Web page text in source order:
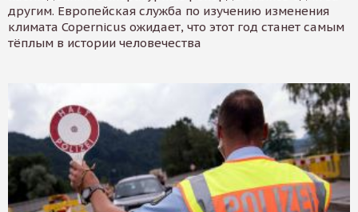
другим. Европейская служба по изучению изменения
климата Copernicus ожидает, что этот год станет самым
тёплым в истории человечества